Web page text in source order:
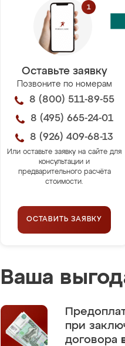
Оставьте заявку
Позвоните по номерам
8 (800) 511-89-55
8 (495) 665-24-01
8 (926) 409-68-13
Или оставьте заявку на сайте для
консультации и
предварительного расчёта
стоимости.
ОСТАВИТЬ ЗАЯВКУ
Ваша
при
договора